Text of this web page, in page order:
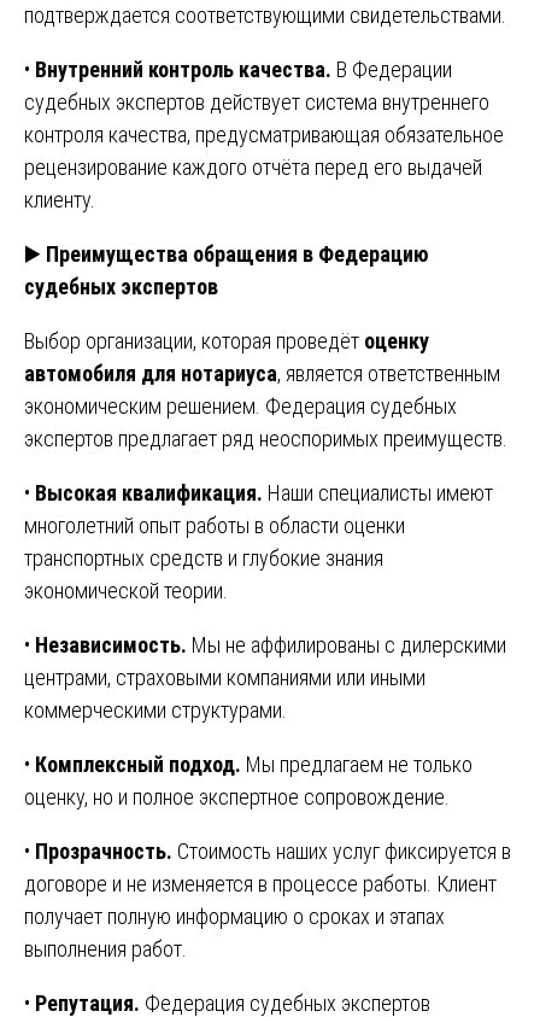
подтверждается соответствующими свидетельствами.
• Внутренний контроль качества. В Федерации
судебных экспертов действует система внутреннего
контроля качества, предусматривающая обязательное
рецензирование каждого отчёта перед его выдачей
клиенту.
▶️ Преимущества обращения в Федерацию
судебных экспертов
Выбор организации, которая проведёт оценку
автомобиля для нотариуса, является ответственным
экономическим решением. Федерация судебных
экспертов предлагает ряд неоспоримых преимуществ.
• Высокая квалификация. Наши специалисты имеют
многолетний опыт работы в области оценки
транспортных средств и глубокие знания
экономической теории.
• Независимость. Мы не аффилированы с дилерскими
центрами, страховыми компаниями или иными
коммерческими структурами.
• Комплексный подход. Мы предлагаем не только
оценку, но и полное экспертное сопровождение.
• Прозрачность. Стоимость наших услуг фиксируется в
договоре и не изменяется в процессе работы. Клиент
получает полную информацию о сроках и этапах
выполнения работ.
• Репутация. Федерация судебных экспертов